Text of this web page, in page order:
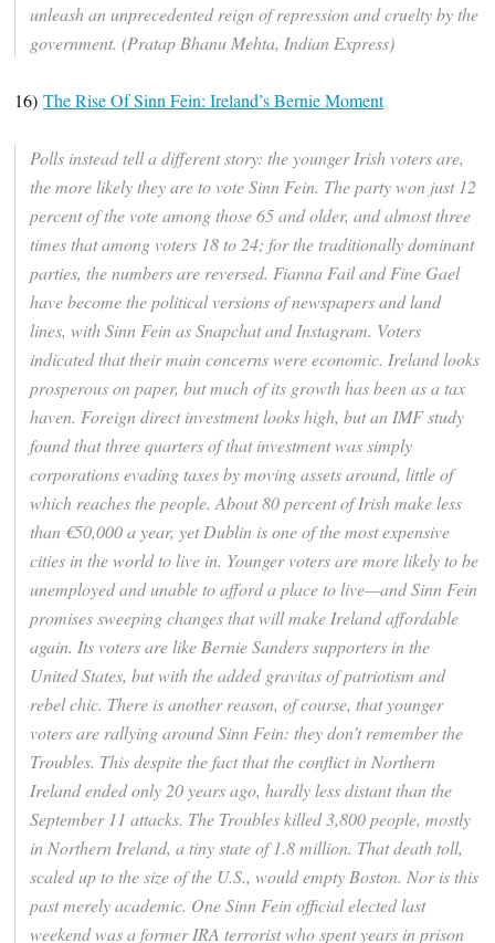
unleash an unprecedented reign of repression and cruelty by the
government. (Pratap Bhanu Mehta, Indian Express)
16) The Rise Of Sinn Fein: Ireland’s Bernie Moment
Polls instead tell a different story: the younger Irish voters are,
the more likely they are to vote Sinn Fein. The party won just 12
percent of the vote among those 65 and older, and almost three
times that among voters 18 to 24; for the traditionally dominant
parties, the numbers are reversed. Fianna Fail and Fine Gael
have become the political versions of newspapers and land
lines, with Sinn Fein as Snapchat and Instagram. Voters
indicated that their main concerns were economic. Ireland looks
prosperous on paper, but much of its growth has been as a tax
haven. Foreign direct investment looks high, but an IMF study
found that three quarters of that investment was simply
corporations evading taxes by moving assets around, little of
which reaches the people. About 80 percent of Irish make less
than €50,000 a year, yet Dublin is one of the most expensive
cities in the world to live in. Younger voters are more likely to be
unemployed and unable to afford a place to live—and Sinn Fein
promises sweeping changes that will make Ireland affordable
again. Its voters are like Bernie Sanders supporters in the
United States, but with the added gravitas of patriotism and
rebel chic. There is another reason, of course, that younger
voters are rallying around Sinn Fein: they don’t remember the
Troubles. This despite the fact that the conflict in Northern
Ireland ended only 20 years ago, hardly less distant than the
September 11 attacks. The Troubles killed 3,800 people, mostly
in Northern Ireland, a tiny state of 1.8 million. That death toll,
scaled up to the size of the U.S., would empty Boston. Nor is this
past merely academic. One Sinn Fein official elected last
weekend was a former IRA terrorist who spent years in prison